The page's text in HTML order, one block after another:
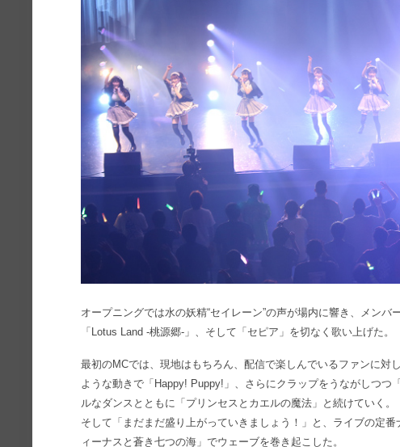
オープニングでは水の妖精“セイレーン”の声が場内に響き、メンバ
「Lotus Land -桃源郷-」、そして「セピア」を切なく歌い上げた。
最初のMCでは、現地はもちろん、配信で楽しんでいるファンに対
ような動きで「Happy! Puppy!」、さらにクラップをうながしつつ
ルなダンスとともに「プリンセスとカエルの魔法」と続けていく。
そして「まだまだ盛り上がっていきましょう！」と、ライブの定
ィーナスと蒼き七つの海」でウェーブを巻き起こした。